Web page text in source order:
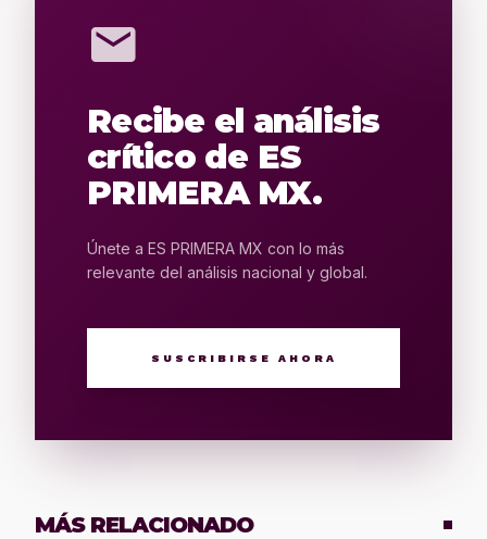
mail
Recibe el análisis
crítico de ES
PRIMERA MX.
Únete a ES PRIMERA MX con lo más
relevante del análisis nacional y global.
SUSCRIBIRSE AHORA
MÁS RELACIONADO